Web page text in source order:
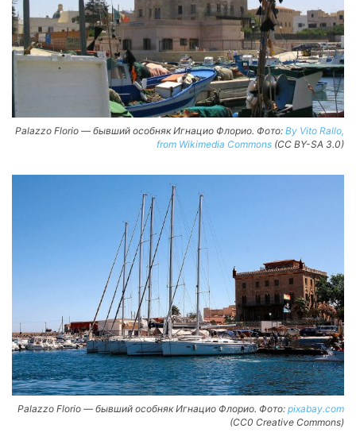
Palazzo Florio — бывший особняк Игнацио Флорио. Фото: By Vito Rallo,
from Wikimedia Commons (CC BY-SA 3.0)
Palazzo Florio — бывший особняк Игнацио Флорио. Фото: pixabay.com
(CC0 Creative Commons)